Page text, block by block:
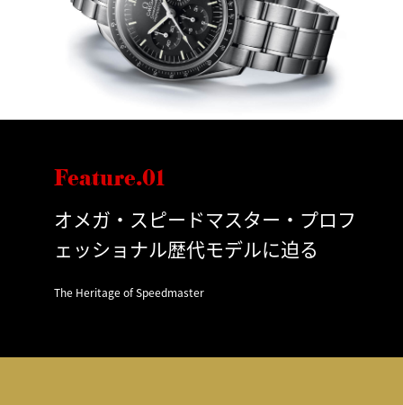
Feature.01
オメガ・スピードマスター・プロフ
ェッショナル歴代モデルに迫る
The Heritage of Speedmaster